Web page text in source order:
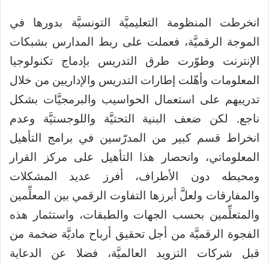
انخرطت المنظومة التعليميَّة التونسيَّة بدورها في
الموجة الرقميَّة، فعملت على ربط المدارس بشبكات
الإنترنت وطوّرت طرق التدريس بإدماج تكنولوجيا
المعلومات وأهّلت إطارات التدريس والإداريين من خلال
تدريبهم على استعمال الحواسيب والبرمجيَّات بشكل
ناجع. لكن ضعف البنية التحتيَّة واللوجستيَّة وعدم
انخراط قسم كبير من المدرّسين في برامج التأهيل
المعلوماتي، وانحصار هذا التأهيل على مركز القرار
ومحيطه دون الأطراف، أفرز عديد المشكلات
والمفارقات ولعلَّ أبرزها التفاوت الرقمي بين المعلِّمين
والمتعلِّمين بحسب الجهات والطبقات، واستثمار هذه
الفجوة الرقميَّة من أجل تحقيق أرباح ماديَّة ضخمة من
قبل شركات التزويد العالميَّة، فضلا عن الدعاية